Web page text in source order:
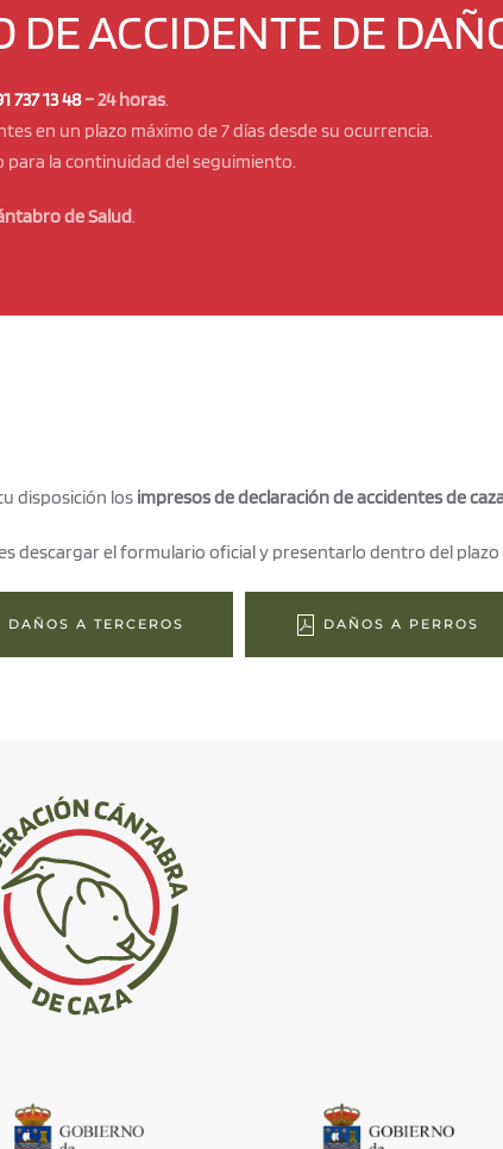
DE ACCIDENTE DE
737 13 48– 24 horas.
en un plazo máximo de 7 días desde su ocurrencia.
la continuidad del seguimiento.
de Salud.
disposición los impresos de declaración de accidentes de
descargar el formulario oficial y presentarlo dentro del plazo
DAÑOS A TERCEROS DAÑOS A PERROS